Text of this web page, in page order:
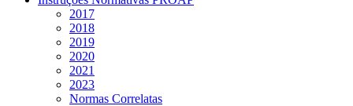
2017
2018
2019
2020
2021
2023
Normas Correlatas